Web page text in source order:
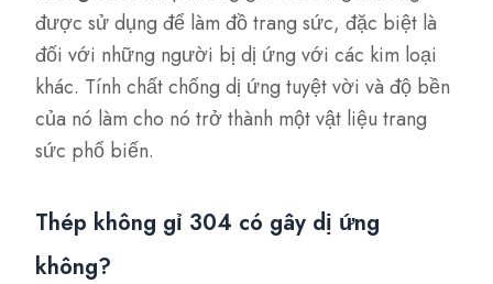
được sử dụng để làm đồ trang sức, đặc biệt là
đối với những người bị dị ứng với các kim loại
khác. Tính chất chống dị ứng tuyệt vời và độ bền
của nó làm cho nó trở thành một vật liệu trang
sức phổ biến.
Thép không gỉ 304 có gây dị ứng
không?